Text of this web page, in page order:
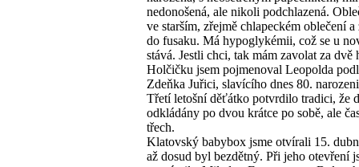
nedonošená, ale nikoli podchlazená.
ve starším, zřejmě chlapeckém oblečení a
do fusaku. Má hypoglykémii, což se u
stává. Jestli chci, tak mám zavolat za dvě
Holčičku jsem pojmenoval Leopolda
Zdeňka Juřici, slavícího dnes 80.
Třetí letošní děťátko potvrdilo tradici, že
odkládány po dvou krátce po sobě, ale
třech.
Klatovský babybox jsme otvírali 15.
až dosud byl bezdětný. Při jeho otevření